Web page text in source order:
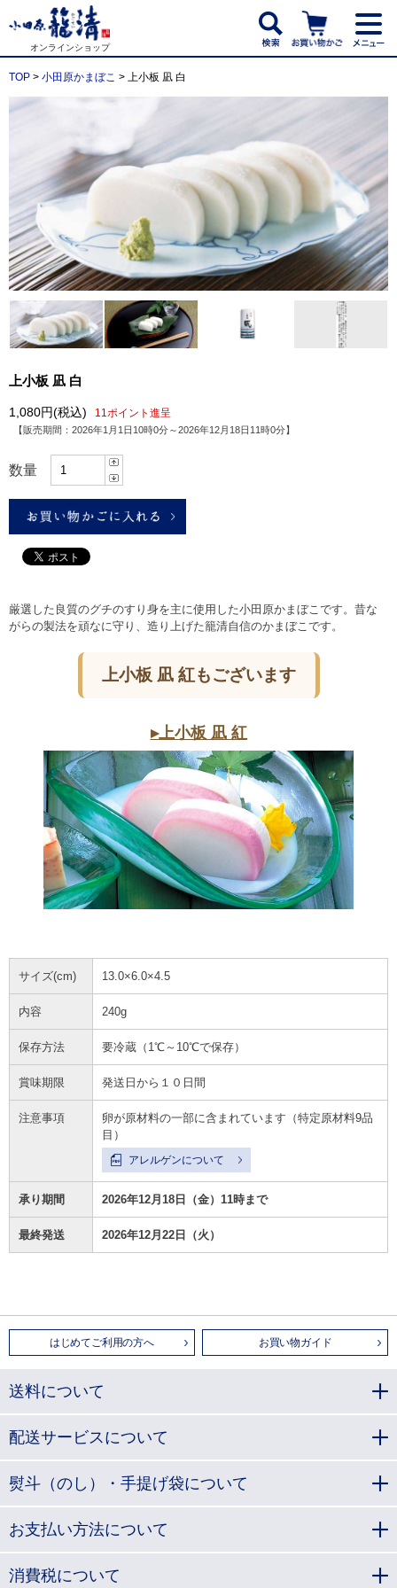
オンラインショップ
TOP > 小田原かまぼこ > 上小板 凪 白
上小板 凪 白
1,080円(税込) 11ポイント進呈
【販売期間： 2026年1月1日10時0分～2026年12月18日11時0分】
数量
厳選した良質のグチのすり身を主に使用した小田原かまぼこです。昔な
がらの製法を頑なに守り、造り上げた籠清自信のかまぼこです。
上小板 凪 紅もございます
▸上小板 凪 紅
サイズ(cm) 13.0×6.0×4.5
内容 240g
保存方法 要冷蔵（1℃～10℃で保存）
賞味期限 発送日から１０日間
注意事項
卵が原材料の一部に含まれています（特定原材料9品
目）
アレルゲンについて
承り期間 2026年12月18日（金）11時まで
最終発送 2026年12月22日（火）
はじめてご利用の方へ お買い物ガイド
送料について
配送サービスについて
熨斗（のし）・手提げ袋について
お支払い方法について
消費税について